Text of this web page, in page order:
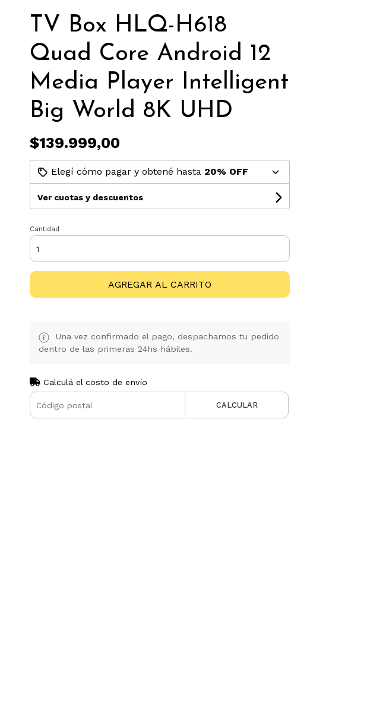
TV Box HLQ-H618
Quad Core Android 12
Media Player Intelligent
Big World 8K UHD
$139.999,00
Elegí cómo pagar y obtené hasta 20% OFF
Ver cuotas y descuentos
Cantidad
AGREGAR AL CARRITO
Una vez confirmado el pago, despachamos tu pedido
dentro de las primeras 24hs hábiles.
Calculá el costo de envío
CALCULAR